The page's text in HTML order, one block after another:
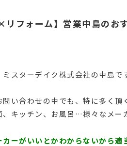
×リフォーム】営業中島のお
ミスターデイク株式会社の中島
問い合わせの中でも、特に多く
、キッチン、お風呂…様々なメ
カーがいいとかわからないから適